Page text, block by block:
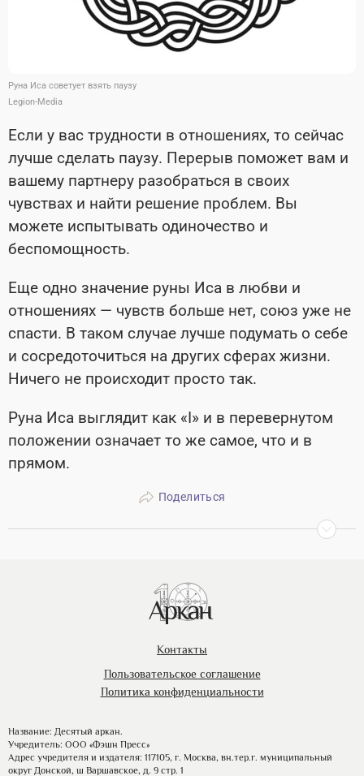
Руна Иса советует взять паузу
Legion-Media
Если у вас трудности в отношениях, то сейчас
лучше сделать паузу. Перерыв поможет вам и
вашему партнеру разобраться в своих
чувствах и найти решение проблем. Вы
можете испытывать одиночество и
беспомощность.
Еще одно значение руны Иса в любви и
отношениях — чувств больше нет, союз уже не
спасти. В таком случае лучше подумать о себе
и сосредоточиться на других сферах жизни.
Ничего не происходит просто так.
Руна Иса выглядит как «I» и в перевернутом
положении означает то же самое, что и в
прямом.
Поделиться
Контакты
Пользовательское соглашение
Политика конфиденциальности
Название: Десятый аркан.
Учредитель: ООО «Фэшн Пресс»
Адрес учредителя и издателя: 117105, г. Москва, вн.тер.г. муниципальный
округ Донской, ш Варшавское, д. 9 стр. 1